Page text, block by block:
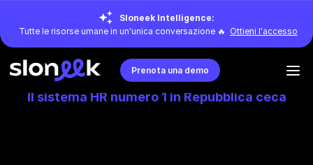
Sloneek Intelligence:
Tutte le risorse umane in un'unica conversazione 🔥 Ottieni l'accesso
Prenota una demo
Il sistema HR numero 1 in Repubblica ceca